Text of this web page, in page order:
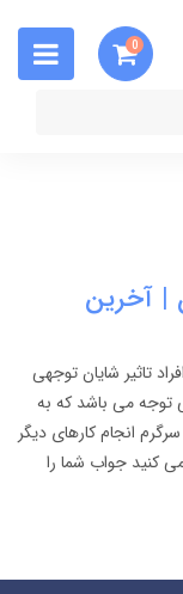
0
| آخرین
تاثیر شایان توجهی
توجه می باشد که به
انجام کارهای دیگر
کنید جواب شما را